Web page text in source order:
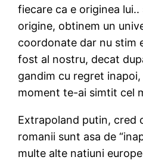
fiecare ca e originea
origine, obtinem un
coordonate dar nu stim
fost al nostru, decat
gandim cu regret
moment te-ai simtit cel
Extrapoland putin, cred
romanii sunt asa de
multe alte natiuni